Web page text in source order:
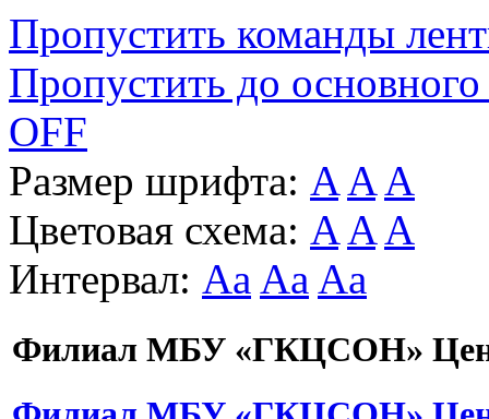
Пропустить команды
Пропустить до основного
OFF
Размер шрифта: A A A
Цветовая схема: A A A
Интервал: Aa Aa Aa
Филиал МБУ «ГКЦСОН»